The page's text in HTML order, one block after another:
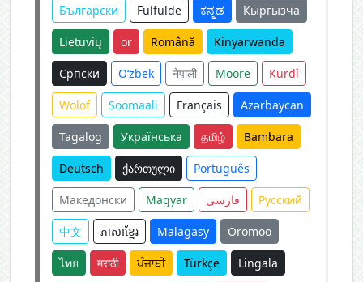
Български Fulfulde ಕನ್ನಡ Кыргызча
Lietuvių or Română Kinyarwanda
Српски O‘zbek नेपाली Moore Kurdî
Wolof Soomaali Français Azərbaycan
Tagalog Українська தமிழ் Bambara
Deutsch ქართული Português
Македонски Magyar فارسی Русский
中文 ភាសាខ្មែរ Malagasy Oromoo
ไทย मराठी ਪੰਜਾਬੀ Türkçe Lingala